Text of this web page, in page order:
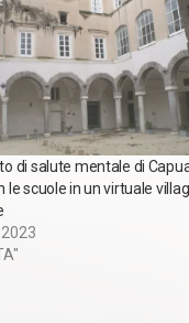
di salute mentale di
le scuole in un virtuale